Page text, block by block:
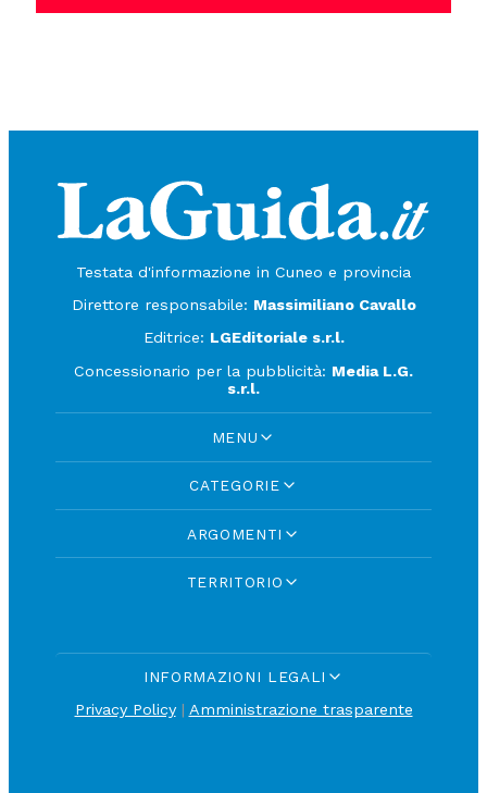
Testata d'informazione in Cuneo e provincia
Direttore responsabile: Massimiliano Cavallo
Editrice: LGEditoriale s.r.l.
Concessionario per la pubblicità: Media L.G.
s.r.l.
MENU
CATEGORIE
ARGOMENTI
TERRITORIO
INFORMAZIONI LEGALI
Privacy Policy| Amministrazione trasparente